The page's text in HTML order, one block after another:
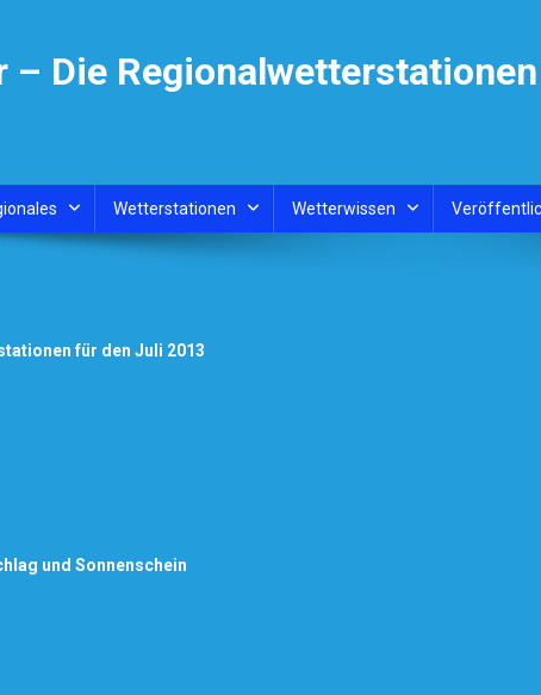
– Die Regionalwetterstationen
Wetterstationen Wetterwissen
für den Juli 2013
und Sonnenschein